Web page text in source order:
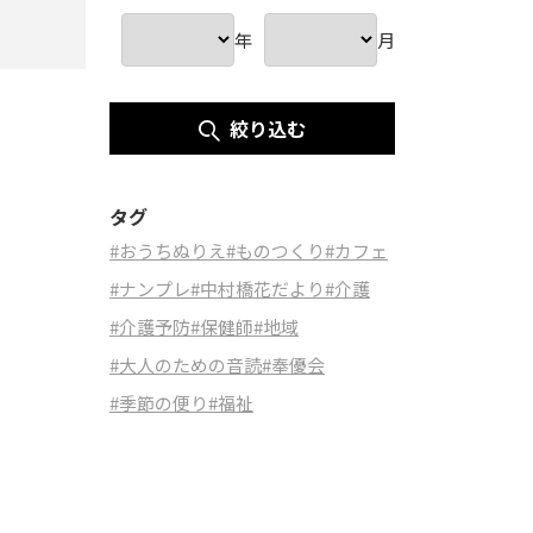
年 月
絞り込む
タグ
#おうちぬりえ#ものつくり#カフェ
#ナンプレ#中村橋花だより#介護
#介護予防#保健師#地域
#大人のための音読#奉優会
#季節の便り#福祉